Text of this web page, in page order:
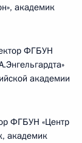
академик
ФГБУН
академии
ФГБУН «Центр
академик